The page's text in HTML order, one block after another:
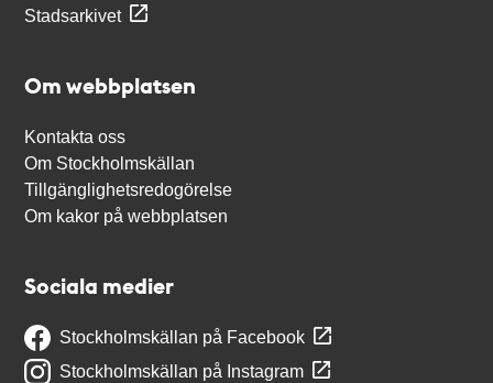
Stadsarkivet
Om webbplatsen
Kontakta oss
Om Stockholmskällan
Tillgänglighetsredogörelse
Om kakor på webbplatsen
Sociala medier
Stockholmskällan på Facebook
Stockholmskällan på Instagram